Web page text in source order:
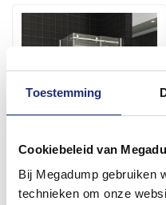
Toestemming
Cookiebeleid van
Bij Megadump gebruiken
technieken om onze
Douchecabine schuifdeur
120x90x200 cm 8 mm glas